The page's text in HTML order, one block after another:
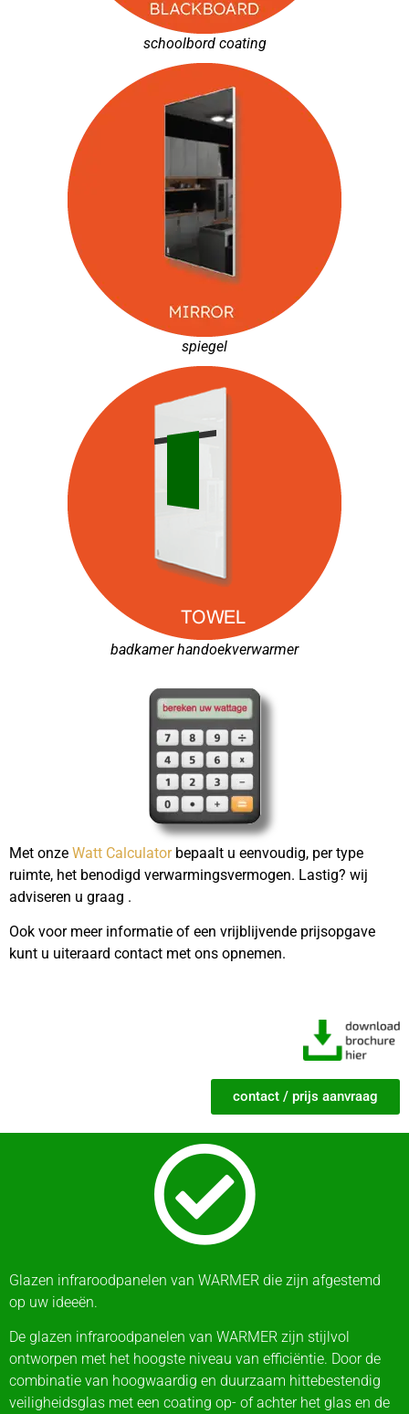
schoolbord coating
spiegel
badkamer handoekverwarmer
Met onze Watt Calculatorbepaalt u eenvoudig, per type
ruimte, het benodigd verwarmingsvermogen. Lastig? wij
adviseren u graag .
Ook voor meer informatie of een vrijblijvende prijsopgave
kunt u uiteraard contact met ons opnemen.
contact / prijs aanvraag
Glazen infraroodpanelen van WARMER die zijn afgestemd
op uw ideeën.
De glazen infraroodpanelen van WARMER zijn stijlvol
ontworpen met het hoogste niveau van efficiëntie. Door de
combinatie van hoogwaardig en duurzaam hittebestendig
veiligheidsglas met een coating op- of achter het glas en de